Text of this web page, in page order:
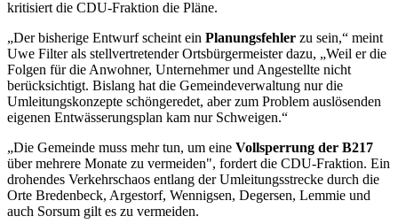
kritisiert die CDU-Fraktion die Pläne.
„Der bisherige Entwurf scheint ein Planungsfehler zu sein,“ meint
Uwe Filter als stellvertretender Ortsbürgermeister dazu, „Weil er die
Folgen für die Anwohner, Unternehmer und Angestellte nicht
berücksichtigt. Bislang hat die Gemeindeverwaltung nur die
Umleitungskonzepte schöngeredet, aber zum Problem auslösenden
eigenen Entwässerungsplan kam nur Schweigen.“
„Die Gemeinde muss mehr tun, um eine Vollsperrung der B217
über mehrere Monate zu vermeiden", fordert die CDU-Fraktion. Ein
drohendes Verkehrschaos entlang der Umleitungsstrecke durch die
Orte Bredenbeck, Argestorf, Wennigsen, Degersen, Lemmie und
auch Sorsum gilt es zu vermeiden.